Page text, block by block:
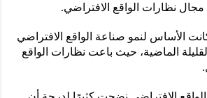
نظارات الواقع الافتراضي.
الأساس لنمو صناعة الواقع الافتراضي
الماضية، حيث باعت نظارات الواقع